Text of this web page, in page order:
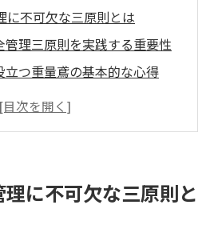
に不可欠な三原則とは
管理三原則を実践する重要性
立つ重量鳶の基本的な心得
べき現場の安全ルール解説
の安全対策ポイント
で意識すべき安全対策の具体
に不可欠な三原則と